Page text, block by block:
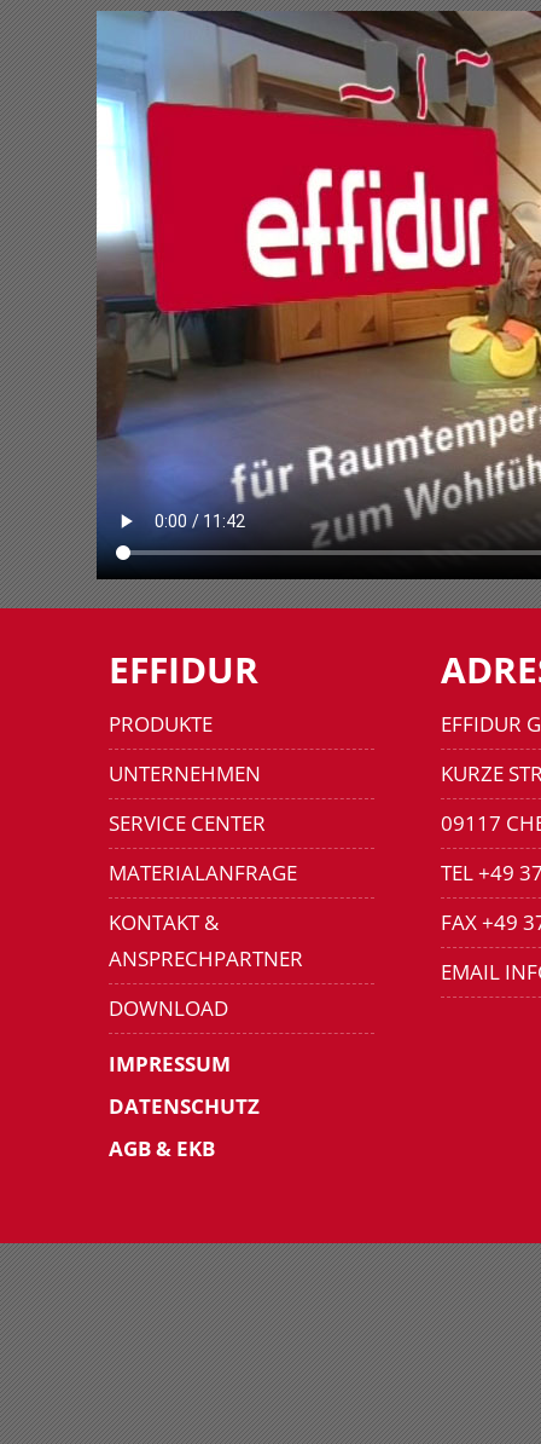
EFFIDUR
PRODUKTE
UNTERNEHMEN
SERVICE CENTER
MATERIALANFRAGE
KONTAKT &
ANSPRECHPARTNER
DOWNLOAD
IMPRESSUM
DATENSCHUTZ
AGB & EKB
EFFIDUR
KURZE
09117
TEL +49
FAX +49
EMAIL